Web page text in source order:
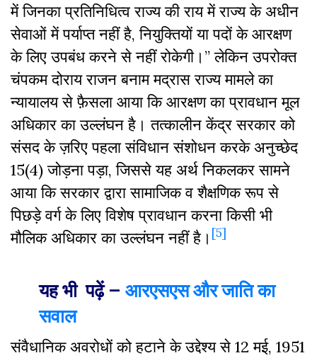
में जिनका प्रतिनिधित्व राज्य की राय में राज्य के अधीन
सेवाओं में पर्याप्त नहीं है, नियुक्तियों या पदों के आरक्षण
के लिए उपबंध करने से नहीं रोकेगी।” लेकिन उपरोक्त
चंपकम दोराय राजन बनाम मद्रास राज्य मामले का
न्यायालय से फ़ैसला आया कि आरक्षण का प्रावधान मूल
अधिकार का उल्लंघन है। तत्कालीन केंद्र सरकार को
संसद के ज़रिए पहला संविधान संशोधन करके अनुच्छेद
15(4) जोड़ना पड़ा, जिससे यह अर्थ निकलकर सामने
आया कि सरकार द्वारा सामाजिक व शैक्षणिक रूप से
पिछड़े वर्ग के लिए विशेष प्रावधान करना किसी भी
मौलिक अधिकार का उल्लंघन नहीं है । [5]
यह भी पढ़ें – आरएसएस और जाति का
सवाल
संवैधानिक अवरोधों को हटाने के उद्देश्य से 12 मई, 1951